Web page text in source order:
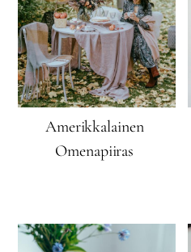
Amerikkalainen
Omenapiiras